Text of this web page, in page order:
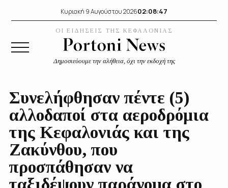
Κυριακή 9 Αυγούστου 202602:08:47
ΟΙ ΕΙΔΗΣΕΙΣ ΤΗΣ ΚΕΦΑΛΟΝΙΑΣ
Δημοσιεύουμε την αλήθεια, όχι την εκδοχή της
Συνελήφθησαν πέντε (5)
αλλοδαποί στα αεροδρόμια
της Κεφαλονιάς και της
Ζακύνθου, που
προσπάθησαν να
ταξιδέψουν παράνομα στο